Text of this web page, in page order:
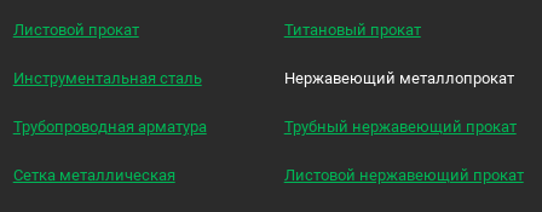
Листовой прокат
Инструментальная сталь
Трубопроводная арматура
Сетка металлическая
Титановый прокат
Нержавеющий металлопрокат
Трубный нержавеющий прокат
Листовой нержавеющий прокат